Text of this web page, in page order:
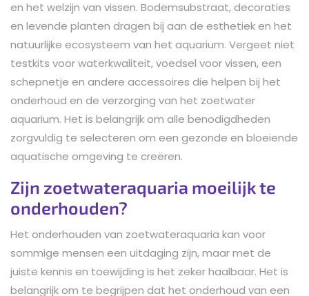
en het welzijn van vissen. Bodemsubstraat, decoraties
en levende planten dragen bij aan de esthetiek en het
natuurlijke ecosysteem van het aquarium. Vergeet niet
testkits voor waterkwaliteit, voedsel voor vissen, een
schepnetje en andere accessoires die helpen bij het
onderhoud en de verzorging van het zoetwater
aquarium. Het is belangrijk om alle benodigdheden
zorgvuldig te selecteren om een gezonde en bloeiende
aquatische omgeving te creëren.
Zijn zoetwateraquaria moeilijk te
onderhouden?
Het onderhouden van zoetwateraquaria kan voor
sommige mensen een uitdaging zijn, maar met de
juiste kennis en toewijding is het zeker haalbaar. Het is
belangrijk om te begrijpen dat het onderhoud van een